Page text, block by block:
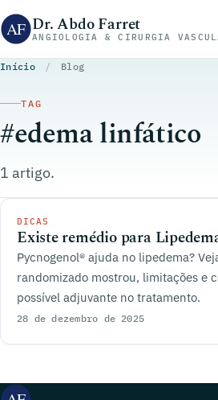
Pular para o conteúdo
Dr. Abdo Farret
ANGIOLOGIA & CIRURGIA
Início / Blog
TAG
#edema linfático
1 artigo.
DICAS
Existe remédio para
Pycnogenol® ajuda no lipedema?
randomizado mostrou, limitações e
possível adjuvante no tratamento.
28 de dezembro de 2025